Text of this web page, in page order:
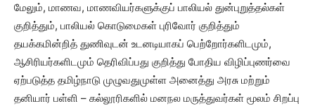
மேலும், மாணவ, மாணவியர்களுக்குப் பாலியல் துன்புறுத்தல்கள்
குறித்தும், பாலியல் கொடுமைகள் புரிவோர் குறித்தும்
தயக்கமின்றித் துணிவுடன் உடனடியாகப் பெற்றோர்களிடமும்,
ஆசிரியர்களிடமும் தெரிவிப்பது குறித்து போதிய விழிப்புணர்வை
ஏற்படுத்த தமிழ்நாடு முழுவதுமுள்ள அனைத்து அரசு மற்றும்
தனியார் பள்ளி – கல்லூரிகளில் மனநல மருத்துவர்கள் மூலம் சிறப்பு